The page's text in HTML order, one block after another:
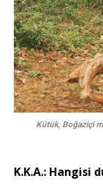
Kütük, Boğaziçi
K.K.A.: Hangisi